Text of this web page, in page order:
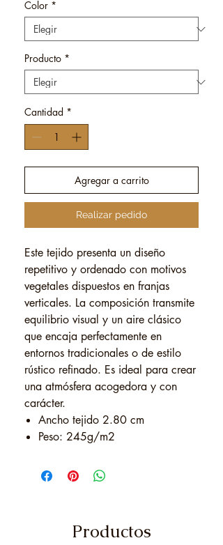
Color *
Producto *
Cantidad *
Agregar a carrito
Realizar pedido
Este tejido presenta un diseño
repetitivo y ordenado con motivos
vegetales dispuestos en franjas
verticales. La composición transmite
equilibrio visual y un aire clásico
que encaja perfectamente en
entornos tradicionales o de estilo
rústico refinado. Es ideal para crear
una atmósfera acogedora y con
carácter.
Ancho tejido 2.80 cm
Peso: 245g/m2
Productos